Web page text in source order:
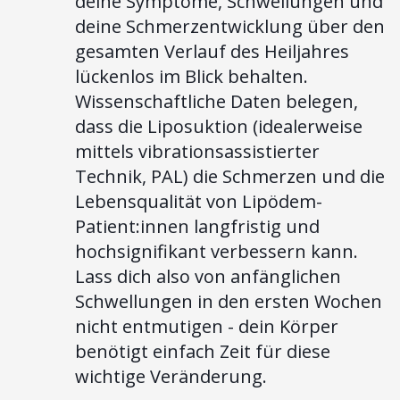
deine Schmerzentwicklung über den
gesamten Verlauf des Heiljahres
lückenlos im Blick behalten.
Wissenschaftliche Daten belegen,
dass die Liposuktion (idealerweise
mittels vibrationsassistierter
Technik, PAL) die Schmerzen und die
Lebensqualität von Lipödem-
Patient:innen langfristig und
hochsignifikant verbessern kann.
Lass dich also von anfänglichen
Schwellungen in den ersten Wochen
nicht entmutigen - dein Körper
benötigt einfach Zeit für diese
wichtige Veränderung.